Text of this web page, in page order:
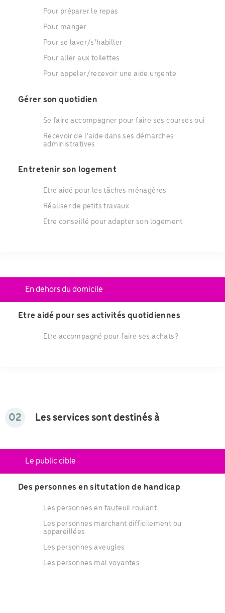
Pour préparer le repas
Pour manger
Pour se laver/s’habiller
Pour aller aux toilettes
Pour appeler/recevoir une aide urgente
Gérer son quotidien
Se faire accompagner pour faire ses courses oui
Recevoir de l’aide dans ses démarches
administratives
Entretenir son logement
Etre aidé pour les tâches ménagères
Réaliser de petits travaux
Etre conseillé pour adapter son logement
En dehors du domicile
Etre aidé pour ses activités quotidiennes
Etre accompagné pour faire ses achats?
02 Les services sont destinés à
Le public cible
Des personnes en situtation de handicap
Les personnes en fauteuil roulant
Les personnes marchant difficilement ou
appareillées
Les personnes aveugles
Les personnes mal voyantes